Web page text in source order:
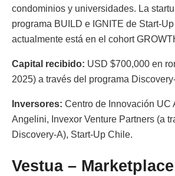
condominios y universidades. La
programa BUILD e IGNITE de Start-
actualmente está en el cohort
Capital recibido: USD $700,000 en
2025) a través del programa
Inversores: Centro de Innovación UC
Angelini, Invexor Venture Partners (a
Discovery-A), Start-Up Chile.
Vestua –